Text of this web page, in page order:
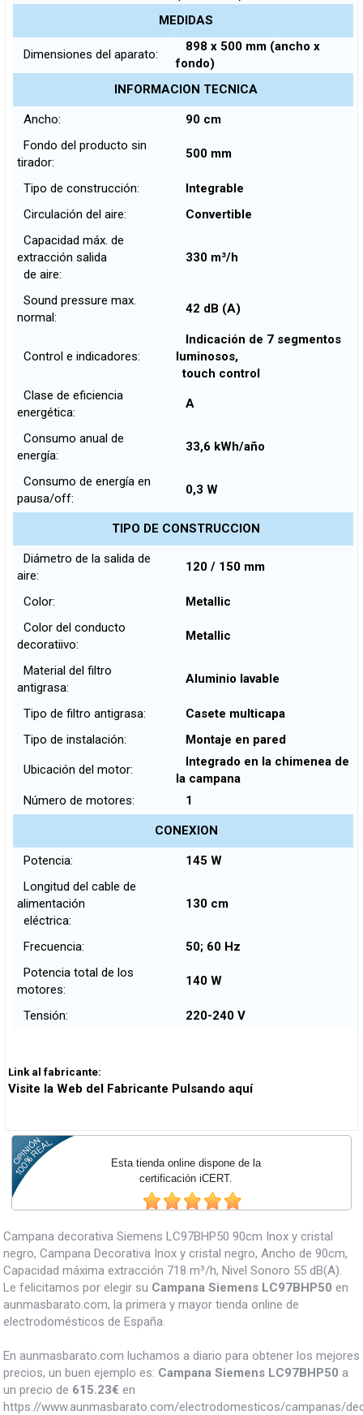
MEDIDAS
Dimensiones del aparato:
898 x 500 mm (ancho x
fondo)
INFORMACION TECNICA
Ancho:
90 cm
Fondo del producto sin
tirador:
500 mm
Tipo de construcción:
Integrable
Circulación del aire:
Convertible
Capacidad máx. de
extracción salida
de aire:
330 m³/h
Sound pressure max.
normal:
42 dB (A)
Control e indicadores:
Indicación de 7 segmentos
luminosos,
touch control
Clase de eficiencia
energética:
A
Consumo anual de
energía:
33,6 kWh/año
Consumo de energía en
pausa/off:
0,3 W
TIPO DE CONSTRUCCION
Diámetro de la salida de
aire:
120 / 150 mm
Color:
Metallic
Color del conducto
decoratiivo:
Metallic
Material del filtro
antigrasa:
Aluminio lavable
Tipo de filtro antigrasa:
Casete multicapa
Tipo de instalación:
Montaje en pared
Ubicación del motor:
Integrado en la chimenea de
la campana
Número de motores:
1
CONEXION
Potencia:
145 W
Longitud del cable de
alimentación
eléctrica:
130 cm
Frecuencia:
50; 60 Hz
Potencia total de los
motores:
140 W
Tensión: 220-240 V
Link al fabricante:
Visite la Web del Fabricante Pulsando aquí
Esta tienda online dispone de la
certificación iCERT.
Campana decorativa Siemens LC97BHP50 90cm Inox y cristal
negro, Campana Decorativa Inox y cristal negro, Ancho de 90cm,
Capacidad máxima extracción 718 m³/h, Nivel Sonoro 55 dB(A).
Le felicitamos por elegir su Campana Siemens LC97BHP50 en
aunmasbarato.com, la primera y mayor tienda online de
electrodomésticos de España.
En aunmasbarato.com luchamos a diario para obtener los mejores
precios, un buen ejemplo es: Campana Siemens LC97BHP50 a
un precio de 615.23€ en
https://www.aunmasbarato.com/electrodomesticos/campanas/